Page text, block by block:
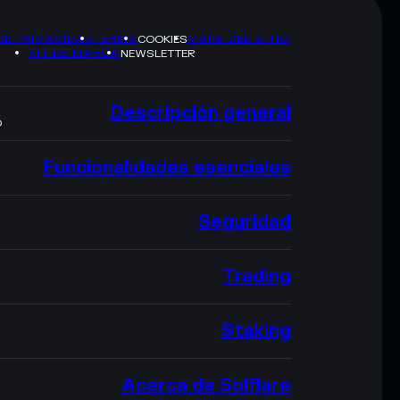
PRIVACIDADTERMSCOOKIESMAPA DEL SITIO
KIT DE MARCANEWSLETTER
Descripción general
Funcionalidades esenciales
Seguridad
Trading
Staking
Acerca de Solflare